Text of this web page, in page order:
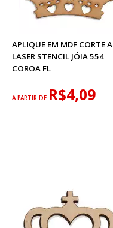
APLIQUE EM MDF CORTE A
LASER STENCIL JÓIA 554
COROA FL
A PARTIR DE R$4,09